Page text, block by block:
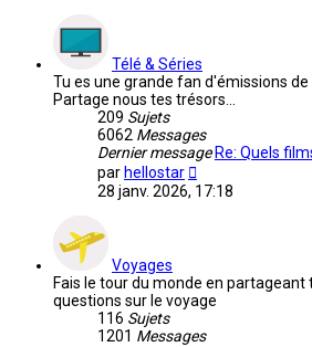
Télé & Séries
Tu es une grande fan d'émissions
Partage nous tes trésors...
209 Sujets
6062 Messages
Dernier messageRe: Quels
parhellostar
le
28 janv. 2026, 17:18
Voyages
Fais le tour du monde en
questions sur le voyage
116 Sujets
1201 Messages